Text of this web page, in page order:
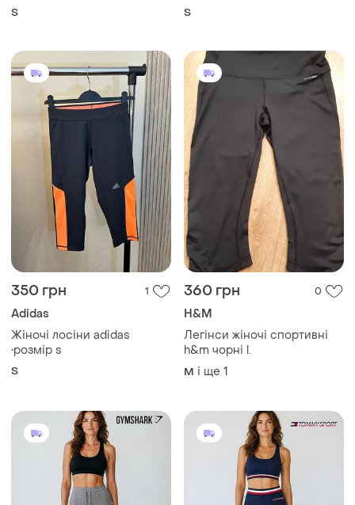
S S
350 грн 1
Adidas
Жіночі лосіни adidas
•розмір s
S
360 грн 0
H&M
Легінси жіночі спортивні
h&m чорні l.
M і ще 1